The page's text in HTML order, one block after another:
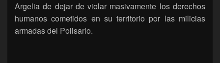
Argelia de dejar de violar masivamente los derechos
humanos cometidos en su territorio por las milicias
armadas del Polisario.